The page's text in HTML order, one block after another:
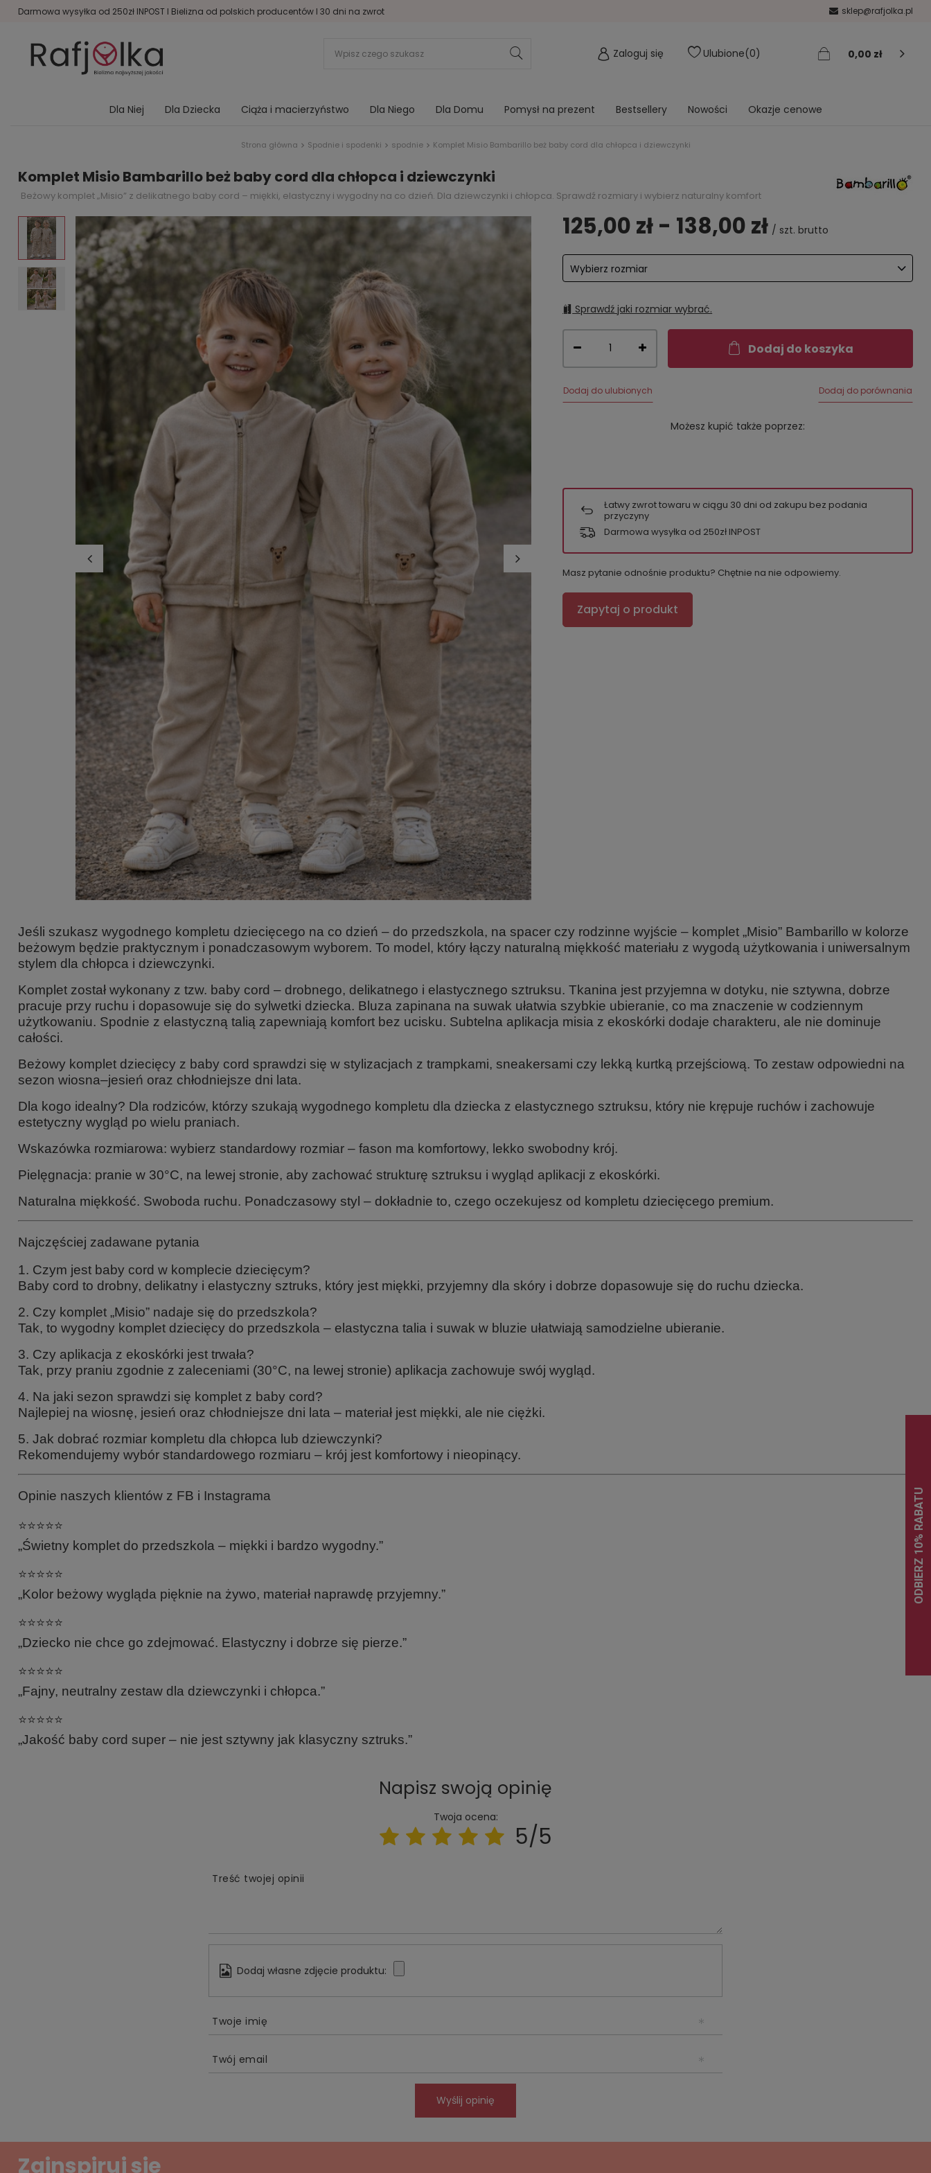
Darmowa wysyłka od 250zł INPOST I Bielizna od polskich producentów I 30 dni na zwrot sklep@rafjolka.pl
Zaloguj się Ulubione 0 0,00 zł
Dla Niej Dla Dziecka Ciąża i macierzyństwo Dla Niego Dla Domu Pomysł na prezent Bestsellery Nowości Okazje cenowe
Strona główna Spodnie i spodenki spodnie Komplet Misio Bambarillo beż baby cord dla chłopca i dziewczynki
Komplet Misio Bambarillo beż baby cord dla chłopca i dziewczynki
Beżowy komplet „Misio” z delikatnego baby cord – miękki, elastyczny i wygodny na co dzień. Dla dziewczynki i chłopca. Sprawdź rozmiary i wybierz naturalny komfort
125,00 zł - 138,00 zł / szt. brutto
Wybierz rozmiar
Sprawdź jaki rozmiar wybrać.
Dodaj do koszyka
Dodaj do ulubionych Dodaj do porównania
Możesz kupić także poprzez:
Łatwy zwrot towaru w ciągu 30 dni od zakupu bez podania
przyczyny
Darmowa wysyłka od 250zł INPOST
Masz pytanie odnośnie produktu? Chętnie na nie odpowiemy.
Zapytaj o produkt
Jeśli szukasz wygodnego kompletu dziecięcego na co dzień – do przedszkola, na spacer czy rodzinne wyjście – komplet „Misio” Bambarillo w kolorze
beżowym będzie praktycznym i ponadczasowym wyborem. To model, który łączy naturalną miękkość materiału z wygodą użytkowania i uniwersalnym
stylem dla chłopca i dziewczynki.
Komplet został wykonany z tzw. baby cord – drobnego, delikatnego i elastycznego sztruksu. Tkanina jest przyjemna w dotyku, nie sztywna, dobrze
pracuje przy ruchu i dopasowuje się do sylwetki dziecka. Bluza zapinana na suwak ułatwia szybkie ubieranie, co ma znaczenie w codziennym
użytkowaniu. Spodnie z elastyczną talią zapewniają komfort bez ucisku. Subtelna aplikacja misia z ekoskórki dodaje charakteru, ale nie dominuje
całości.
Beżowy komplet dziecięcy z baby cord sprawdzi się w stylizacjach z trampkami, sneakersami czy lekką kurtką przejściową. To zestaw odpowiedni na
sezon wiosna–jesień oraz chłodniejsze dni lata.
Dla kogo idealny? Dla rodziców, którzy szukają wygodnego kompletu dla dziecka z elastycznego sztruksu, który nie krępuje ruchów i zachowuje
estetyczny wygląd po wielu praniach.
Wskazówka rozmiarowa: wybierz standardowy rozmiar – fason ma komfortowy, lekko swobodny krój.
Pielęgnacja: pranie w 30°C, na lewej stronie, aby zachować strukturę sztruksu i wygląd aplikacji z ekoskórki.
Naturalna miękkość. Swoboda ruchu. Ponadczasowy styl – dokładnie to, czego oczekujesz od kompletu dziecięcego premium.
Najczęściej zadawane pytania
1. Czym jest baby cord w komplecie dziecięcym?
Baby cord to drobny, delikatny i elastyczny sztruks, który jest miękki, przyjemny dla skóry i dobrze dopasowuje się do ruchu dziecka.
2. Czy komplet „Misio” nadaje się do przedszkola?
Tak, to wygodny komplet dziecięcy do przedszkola – elastyczna talia i suwak w bluzie ułatwiają samodzielne ubieranie.
3. Czy aplikacja z ekoskórki jest trwała?
Tak, przy praniu zgodnie z zaleceniami (30°C, na lewej stronie) aplikacja zachowuje swój wygląd.
4. Na jaki sezon sprawdzi się komplet z baby cord?
Najlepiej na wiosnę, jesień oraz chłodniejsze dni lata – materiał jest miękki, ale nie ciężki.
5. Jak dobrać rozmiar kompletu dla chłopca lub dziewczynki?
Rekomendujemy wybór standardowego rozmiaru – krój jest komfortowy i nieopinący.
Opinie naszych klientów z FB i Instagrama
⭐️⭐️⭐️⭐️⭐️
„Świetny komplet do przedszkola – miękki i bardzo wygodny.”
⭐️⭐️⭐️⭐️⭐️
„Kolor beżowy wygląda pięknie na żywo, materiał naprawdę przyjemny.”
⭐️⭐️⭐️⭐️⭐️
„Dziecko nie chce go zdejmować. Elastyczny i dobrze się pierze.”
⭐️⭐️⭐️⭐️⭐️
„Fajny, neutralny zestaw dla dziewczynki i chłopca.”
⭐️⭐️⭐️⭐️⭐️
„Jakość baby cord super – nie jest sztywny jak klasyczny sztruks.”
Napisz swoją opinię
Twoja ocena:
5/5
Treść twojej opinii
Dodaj własne zdjęcie produktu:
Twoje imię
Twój email
Wyślij opinię
Zainspiruj się